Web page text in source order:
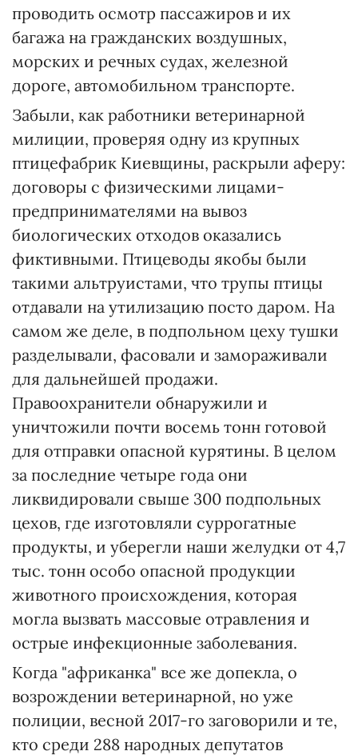
проводить осмотр пассажиров и их
багажа на гражданских воздушных,
морских и речных судах, железной
дороге, автомобильном транспорте.
Забыли, как работники ветеринарной
милиции, проверяя одну из крупных
птицефабрик Киевщины, раскрыли аферу:
договоры с физическими лицами-
предпринимателями на вывоз
биологических отходов оказались
фиктивными. Птицеводы якобы были
такими альтруистами, что трупы птицы
отдавали на утилизацию посто даром. На
самом же деле, в подпольном цеху тушки
разделывали, фасовали и замораживали
для дальнейшей продажи.
Правоохранители обнаружили и
уничтожили почти восемь тонн готовой
для отправки опасной курятины. В целом
за последние четыре года они
ликвидировали свыше 300 подпольных
цехов, где изготовляли суррогатные
продукты, и уберегли наши желудки от 4,7
тыс. тонн особо опасной продукции
животного происхождения, которая
могла вызвать массовые отравления и
острые инфекционные заболевания.
Когда "африканка" все же допекла, о
возрождении ветеринарной, но уже
полиции, весной 2017-го заговорили и те,
кто среди 288 народных депутатов